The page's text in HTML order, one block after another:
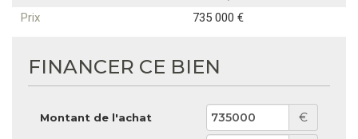
Prix
735 000 €
FINANCER CE BIEN
Montant de l'achat €